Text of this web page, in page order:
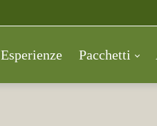
Esperienze Pacchetti